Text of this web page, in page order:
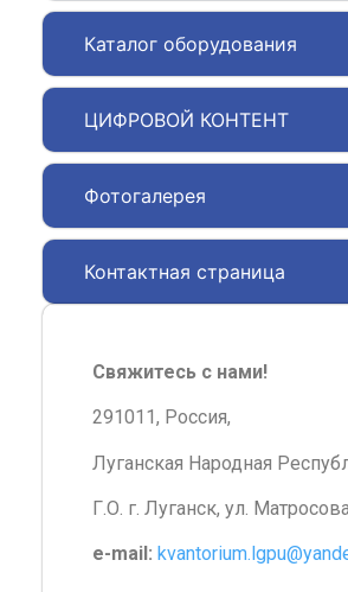
Каталог оборудования
ЦИФРОВОЙ КОНТЕНТ
Фотогалерея
Контактная страница
Свяжитесь с нами!
291011, Россия,
Луганская Народная
Г.О. г. Луганск, ул.
e-mail: